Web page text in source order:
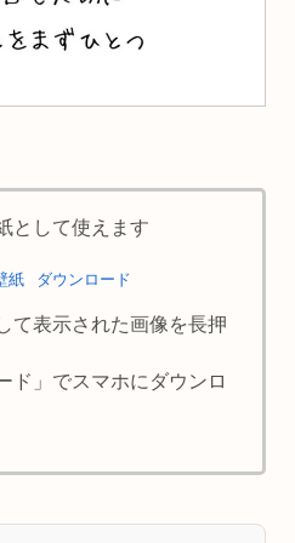
として使えます
紙 ダウンロード
て表示された画像を長押
ド」でスマホにダウンロ